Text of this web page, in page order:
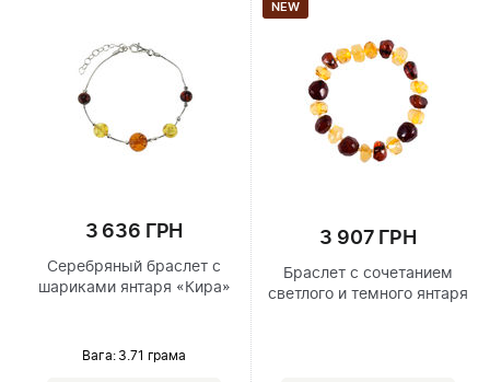
3 636 ГРН
Серебряный браслет с
шариками янтаря «Кира»
Вага: 3.71 грама
NEW
3 907 ГРН
Браслет с сочетанием
светлого и темного янтаря